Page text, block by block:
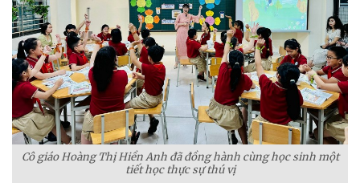
Cô giáo Hoàng Thị Hiền Anh đã đồng hành cùng học sinh một
tiết học thực sự thú vị